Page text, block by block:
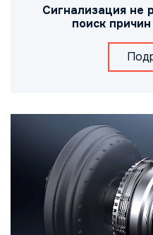
Сигнализация не
поиск